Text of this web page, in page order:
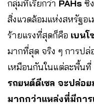
กลุ่มที่เรียกว่า PAHs ซึ่
สิ่งแวดล้อมแห่งสหรัฐอ
ร้ายแรงที่สุดก็คือ เบนโ
มากที่สุด จริง ๆ การป
เหมือนกันในแต่ละพื้นที่
รถยนต์ดีเซล จะปล่อ
มากกว่าแหล่งที่มีกา